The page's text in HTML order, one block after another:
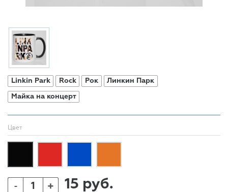
Linkin Park Rock Рок Линкин Парк
Майка на концерт
Цвет
- + 15 руб.